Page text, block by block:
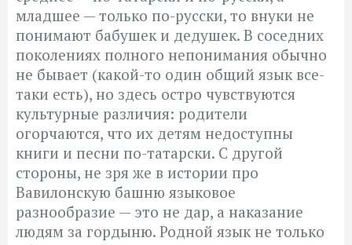
младшее — только по-русски, то внуки не
понимают бабушек и дедушек. В соседних
поколениях полного непонимания обычно
не бывает (какой-то один общий язык все-
таки есть), но здесь остро чувствуются
культурные различия: родители
огорчаются, что их детям недоступны
книги и песни по-татарски. С другой
стороны, не зря же в истории про
Вавилонскую башню языковое
разнообразие — это не дар, а наказание
людям за гордыню. Родной язык не только